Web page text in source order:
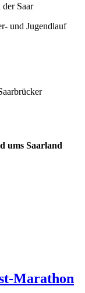
Saar
und Jugendlauf
ums Saarland
Marathon